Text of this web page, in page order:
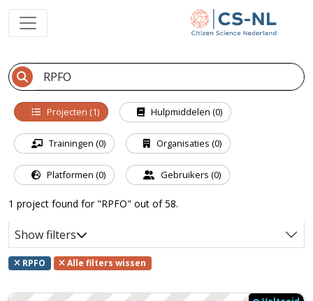
Projecten (1) Hulpmiddelen (0)
Trainingen (0) Organisaties (0)
Platformen (0) Gebruikers (0)
1 project found for "RPFO" out of 58.
Show filters
RPFO Alle filters wissen